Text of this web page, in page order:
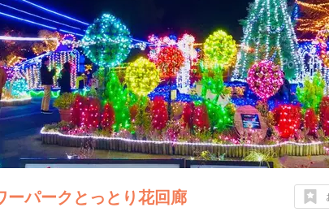
ーパークとっとり花回廊